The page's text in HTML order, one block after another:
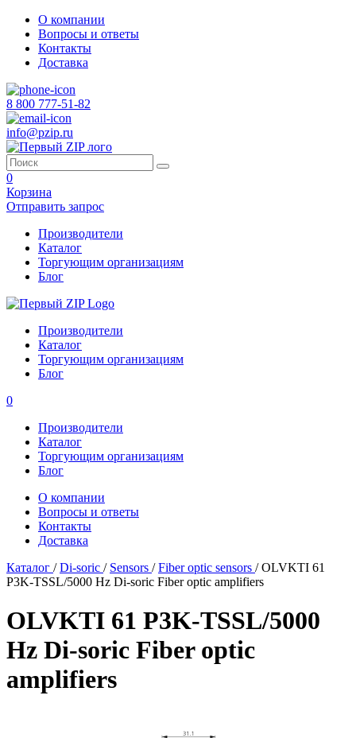
О компании
Вопросы и ответы
Контакты
Доставка
8 800 777-51-82
info@pzip.ru
0
Корзина
Отправить запрос
Производители
Каталог
Торгующим организациям
Блог
Производители
Каталог
Торгующим организациям
Блог
0
Производители
Каталог
Торгующим организациям
Блог
О компании
Вопросы и ответы
Контакты
Доставка
Каталог /Di-soric / Sensors /Fiber optic sensors /OLVKTI 61
P3K-TSSL/5000 Hz Di-soric Fiber optic amplifiers
OLVKTI 61 P3K-TSSL/5000
Hz Di-soric Fiber optic
amplifiers